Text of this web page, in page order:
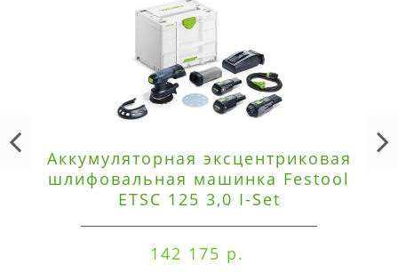
Аккумуляторная эксцентриковая
шлифовальная машинка Festool
ETSC 125 3,0 I-Set
142 175 р.